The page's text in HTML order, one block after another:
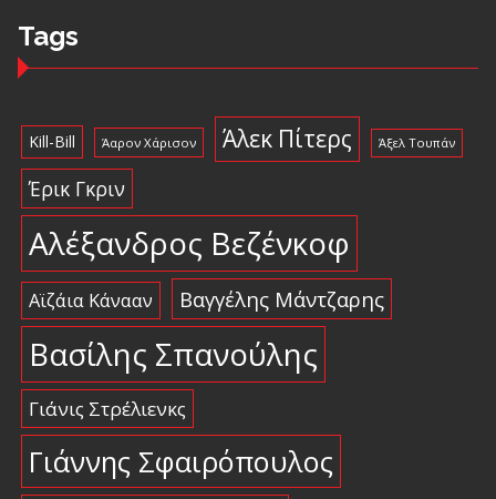
Tags
Kill-Bill Άαρον Χάρισον Άλεκ Πίτερς Άξελ Τουπάν
Έρικ Γκριν
Αλέξανδρος Βεζένκοφ
Αϊζάια Κάνααν Βαγγέλης Μάντζαρης
Βασίλης Σπανούλης
Γιάνις Στρέλιενκς
Γιάννης Σφαιρόπουλος